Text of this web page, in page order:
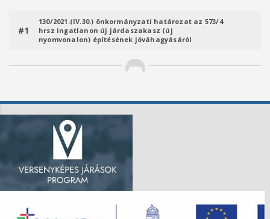
#1
130/2021.(lV.30.) önkormányzati határozat az 573/4
hrsz ingatlanon új járdaszakasz (új
nyomvonalon) építésének jóváhagyásáról